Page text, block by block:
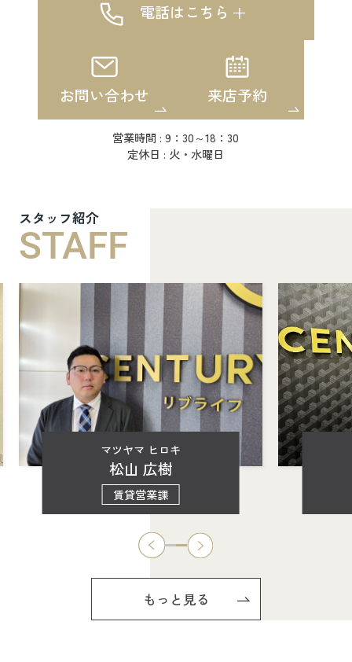
電話はこちら
お問い合わせ 来店予約
営業時間 : 9：30～18：30
定休日 : 火・水曜日
スタッフ紹介
STAFF
マツヤマ ヒロキ
松山 広樹
賃貸営業課
もっと見る